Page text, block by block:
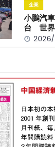
企業
小鵬汽
台 世界
2026/